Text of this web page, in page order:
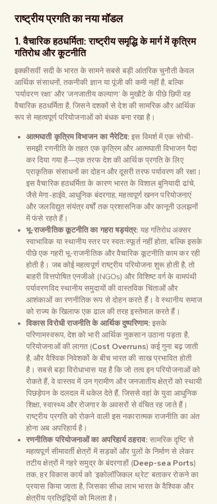
राष्ट्रीय प्रगति का नया मॉडल
1. वैचारिक हठधर्मिता: राष्ट्रीय समृद्धि के मार्ग में कृत्रिम
गतिरोध और कूटनीति
इक्कीसवीं सदी के भारत के सामने सबसे बड़ी आंतरिक चुनौती केवल
आर्थिक संसाधनों, तकनीकी ज्ञान या पूंजी की कमी नहीं है, बल्कि
‘पर्यावरण रक्षा’ और ‘जनजातीय कल्याण’ के मुखौटे के पीछे छिपी वह
वैचारिक हठधर्मिता है, जिसने दशकों से देश की सामरिक और आर्थिक
रूप से महत्वपूर्ण परियोजनाओं को बंधक बना रखा है।
आत्मघाती कृत्रिम विभाजन का नैरेटिव: इस विमर्श में एक सोची-
समझी रणनीति के तहत एक कृत्रिम और आत्मघाती विभाजन पैदा
कर दिया गया है—एक तरफ देश की आर्थिक प्रगति के लिए
प्राकृतिक संसाधनों का दोहन और दूसरी तरफ पर्यावरण की रक्षा।
इस वैचारिक हठधर्मिता के कारण भारत के विशाल बुनियादी ढांचे,
जैसे मेगा-हाईवे, आधुनिक बंदरगाह, महत्वपूर्ण खनन परियोजनाएं
और जलविद्युत संयंत्र वर्षों तक प्रशासनिक और कानूनी उलझनों
में फंसे रहते हैं।
भू-राजनीतिक कूटनीति का गहरा षड्यंत्र: यह गतिरोध अक्सर
स्वाभाविक या स्थानीय स्तर पर स्वतःस्फूर्त नहीं होता, बल्कि इसके
पीछे एक गहरी भू-राजनीतिक और वैचारिक कूटनीति काम कर रही
होती है। जब कोई महत्वपूर्ण राष्ट्रीय परियोजना शुरू होती है, तो
बाहरी वित्तपोषित एनजीओ (NGOs) और विशिष्ट वर्ग के वामपंथी
पर्यावरणविद स्थानीय समुदायों की वास्तविक चिंताओं और
आशंकाओं का रणनीतिक रूप से दोहन करते हैं। वे स्थानीय समाज
को राज्य के खिलाफ एक ढाल की तरह इस्तेमाल करते हैं।
विकास विरोधी राजनीति के आर्थिक दुष्परिणाम: इसके
परिणामस्वरूप, देश को भारी आर्थिक नुकसान उठाना पड़ता है,
परियोजनाओं की लागत (Cost Overruns) कई गुना बढ़ जाती
है, और वैश्विक निवेशकों के बीच भारत की साख प्रभावित होती
है। सबसे बड़ा विरोधाभास यह है कि जो तत्व इन परियोजनाओं को
रोकते हैं, वे वास्तव में उन ग्रामीण और जनजातीय क्षेत्रों को स्थायी
पिछड़ेपन के दलदल में धकेल देते हैं, जिससे वहां के युवा आधुनिक
शिक्षा, स्वास्थ्य और रोजगार के अवसरों से वंचित रह जाते हैं।
राष्ट्रीय प्रगति को रोकने वाली इस नकारात्मक राजनीति का अंत
होना अब अपरिहार्य है।
रणनीतिक परियोजनाओं का अपरिहार्य ठहराव: सामरिक दृष्टि से
महत्वपूर्ण सीमावर्ती क्षेत्रों में सड़कों और पुलों के निर्माण से लेकर
तटीय क्षेत्रों में गहरे समुद्र के बंदरगाहों (Deep-sea Ports)
तक, हर विकास कार्य को ‘इकोलॉजिकल थ्रेट’ बताकर रोकने का
प्रयास किया जाता है, जिसका सीधा लाभ भारत के वैश्विक और
क्षेत्रीय प्रतिद्वंद्वियों को मिलता है।